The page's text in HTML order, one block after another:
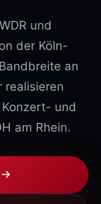
und
der Köln-
an
realisieren
und
am Rhein.